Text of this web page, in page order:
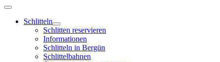
Schlitteln
Schlitten reservieren
Informationen
Schlitteln in Bergün
Schlittelbahnen